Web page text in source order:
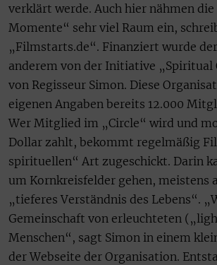
verklärt werde. Auch hier nähmen
Momente“ sehr viel Raum ein,
„Filmstarts.de“. Finanziert wurde
anderem von der Initiative „Spiritual
von Regisseur Simon. Diese
eigenen Angaben bereits 12.000
Wer Mitglied im „Circle“ wird und
Dollar zahlt, bekommt regelmäßig
spirituellen“ Art zugeschickt. Darin
um Kornkreisfelder gehen, meistens
„tieferes Verständnis des Lebens“.
Gemeinschaft von erleuchteten
Menschen“, sagt Simon in einem
der Webseite der Organisation.